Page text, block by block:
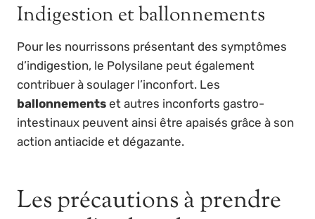
Indigestion et ballonnements
Pour les nourrissons présentant des symptômes
d’indigestion, le Polysilane peut également
contribuer à soulager l’inconfort. Les
ballonnements et autres inconforts gastro-
intestinaux peuvent ainsi être apaisés grâce à son
action antiacide et dégazante.
Les précautions à prendre